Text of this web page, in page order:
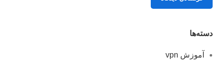
دسته‌ها
آموزش vpn